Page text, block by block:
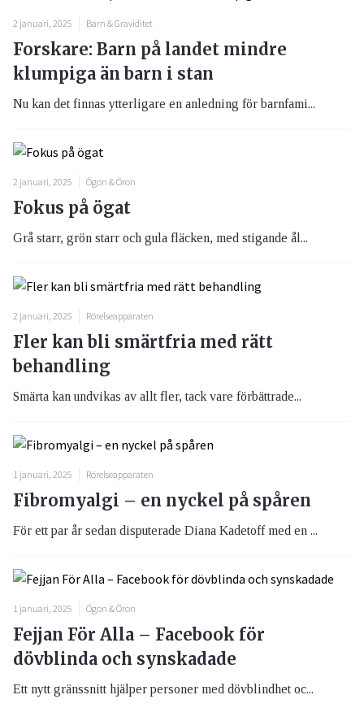
2 januari, 2025 Barn & Graviditet
Forskare: Barn på landet mindre
klumpiga än barn i stan
Nu kan det finnas ytterligare en anledning för barnfami...
2 januari, 2025 Ögon & Öron
Fokus på ögat
Grå starr, grön starr och gula fläcken, med stigande ål...
2 januari, 2025 Rörelseapparaten
Fler kan bli smärtfria med rätt
behandling
Smärta kan undvikas av allt fler, tack vare förbättrade...
1 januari, 2025 Rörelseapparaten
Fibromyalgi – en nyckel på spåren
För ett par år sedan disputerade Diana Kadetoff med en ...
1 januari, 2025 Ögon & Öron
Fejjan För Alla – Facebook för
dövblinda och synskadade
Ett nytt gränssnitt hjälper personer med dövblindhet oc...